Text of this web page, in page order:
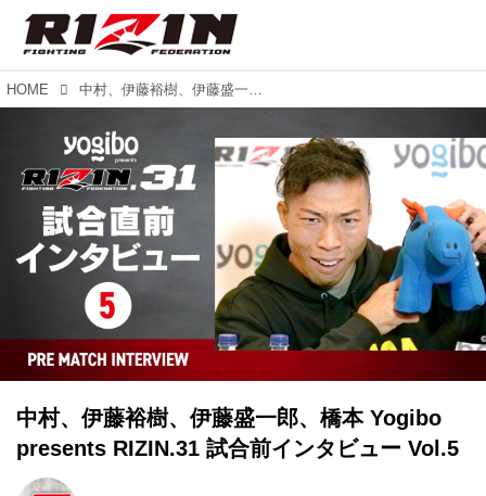
HOME 中村、伊藤裕樹、伊藤盛一郎、橋本 Yogibo presents RIZIN.31 試合前インタビュー Vol.5
中村、伊藤裕樹、伊藤盛一郎、橋本 Yogibo
presents RIZIN.31 試合前インタビュー Vol.5